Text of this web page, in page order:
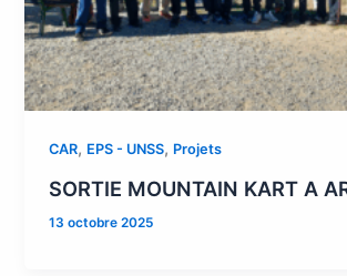
CAR, EPS - UNSS, Projets
SORTIE MOUNTAIN KART A
13 octobre 2025